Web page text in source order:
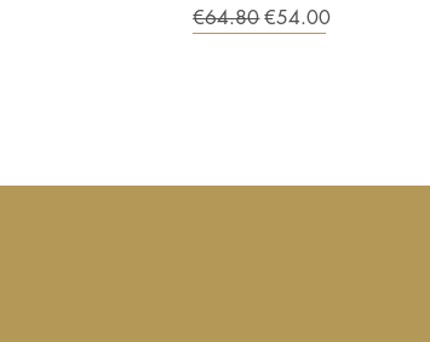
Regular Price
€64.80Sale Price
€54.00